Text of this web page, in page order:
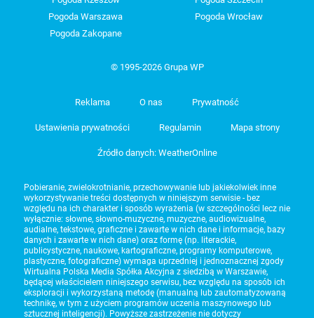
Pogoda Warszawa
Pogoda Wrocław
Pogoda Zakopane
© 1995-2026 Grupa WP
Reklama O nas Prywatność
Ustawienia prywatności Regulamin Mapa strony
Źródło danych: WeatherOnline
Pobieranie, zwielokrotnianie, przechowywanie lub jakiekolwiek inne
wykorzystywanie treści dostępnych w niniejszym serwisie - bez
względu na ich charakter i sposób wyrażenia (w szczególności lecz nie
wyłącznie: słowne, słowno-muzyczne, muzyczne, audiowizualne,
audialne, tekstowe, graficzne i zawarte w nich dane i informacje, bazy
danych i zawarte w nich dane) oraz formę (np. literackie,
publicystyczne, naukowe, kartograficzne, programy komputerowe,
plastyczne, fotograficzne) wymaga uprzedniej i jednoznacznej zgody
Wirtualna Polska Media Spółka Akcyjna z siedzibą w Warszawie,
będącej właścicielem niniejszego serwisu, bez względu na sposób ich
eksploracji i wykorzystaną metodę (manualną lub zautomatyzowaną
technikę, w tym z użyciem programów uczenia maszynowego lub
sztucznej inteligencji). Powyższe zastrzeżenie nie dotyczy